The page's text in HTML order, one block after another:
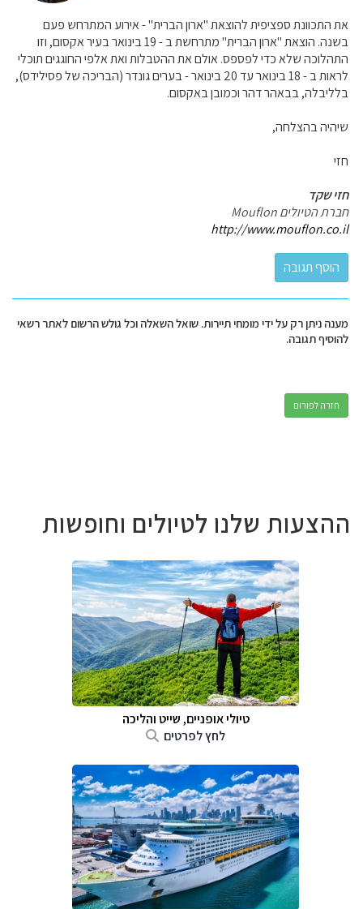
את התכוונת ספציפית להוצאת "ארון הברית" - אירוע המתרחש פעם
בשנה. הוצאת "ארון הברית" מתרחשת ב - 19 בינואר בעיר אקסום, וזו
התהלוכה שלא כדי לפספס. אולם את ההטבלות ואת אלפי החוגגים תוכלי
לראות ב - 18 בינואר עד 20 בינואר - בערים גונדר (הבריכה של פסילידס),
בלליבלה, בבאהר דהר וכמובן באקסום.
שיהיה בהצלחה,
חזי
חזי שקד
חברת הטיולים Mouflon
http://www.mouflon.co.il
מענה ניתן רק על ידי מומחי תיירות. שואל השאלה וכל גולש הרשום לאתר רשאי
להוסיף תגובה.
חזרה לפורום
ההצעות שלנו לטיולים וחופשות
טיולי אופניים, שייט והליכה
לחץ לפרטים